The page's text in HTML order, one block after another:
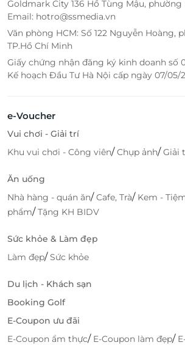
Goldmark City 136 Hồ Tùng Mậu, phường
Email: hotro@ssmedia.vn
Văn phòng HCM: Số 122 Nguyễn Hoàng,
TP.Hồ Chí Minh
Giấy chứng nhận đăng ký kinh doanh số
Kế hoạch Đầu Tư Hà Nội cấp ngày 07/05/
e-Voucher
Vui chơi - Giải trí
Khu vui chơi - Công viên/Chụp ảnh/Giải
Ăn uống
Nhà hàng - quán ăn/Cafe, Trà/ Kem -
phẩm/Tặng KH BIDV
Sức khỏe & Làm đẹp
Làm đẹp/Sức khỏe
Du lịch - Khách sạn
Booking Golf
E-Coupon ưu đãi
E-Coupon ẩm thực/ E-Coupon làm đẹp/